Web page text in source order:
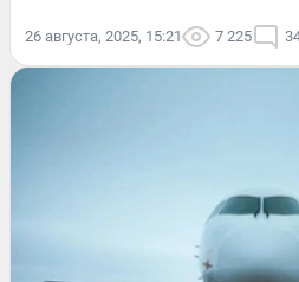
26 августа, 2025, 15:21 7 225